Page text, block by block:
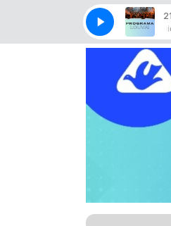
LOUVAI com Marco Aurélio